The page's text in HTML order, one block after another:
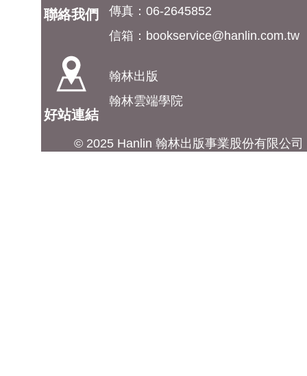
聯絡我們
傳真：06-2645852
信箱： bookservice@hanlin.com.tw
好站連結
翰林出版
翰林雲端學院
© 2025 Hanlin 翰林出版事業股份有限公司